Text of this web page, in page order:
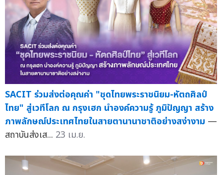
SACIT ร่วมส่งต่อคุณค่า "ชุดไทยพระราชนิยม-หัตถศิลป์
ไทย" สู่เวทีโลก ณ กรุงเฮก นำองค์ความรู้ ภูมิปัญญา สร้าง
ภาพลักษณ์ประเทศไทยในสายตานานาชาติอย่างสง่างาม —
สถาบันส่งเส... 23 เม.ย.